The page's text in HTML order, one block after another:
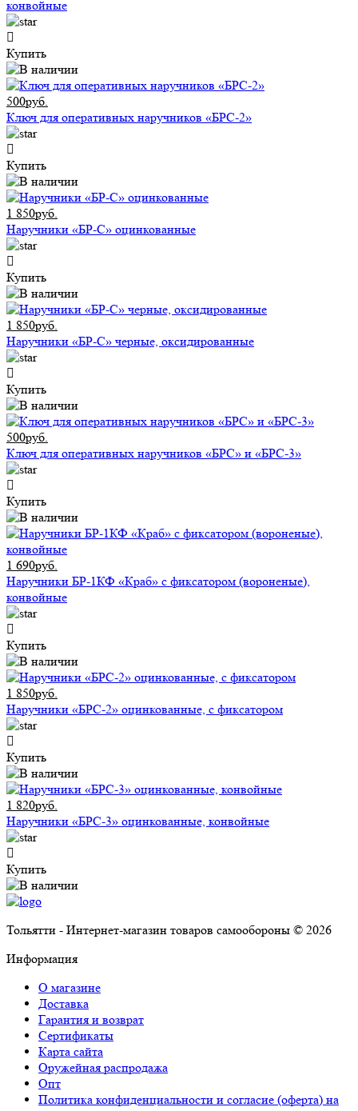
конвойные
Купить
500руб.
Ключ для оперативных наручников «БРС-2»
Купить
1 850руб.
Наручники «БР-С» оцинкованные
Купить
1 850руб.
Наручники «БР-С» черные, оксидированные
Купить
500руб.
Ключ для оперативных наручников «БРС» и «БРС-3»
Купить
1 690руб.
Наручники БР-1КФ «Краб» с фиксатором (вороненые),
конвойные
Купить
1 850руб.
Наручники «БРС-2» оцинкованные, с фиксатором
Купить
1 820руб.
Наручники «БРС-3» оцинкованные, конвойные
Купить
Тольятти - Интернет-магазин товаров самообороны © 2026
Информация
О магазине
Доставка
Гарантия и возврат
Сертификаты
Карта сайта
Оружейная распродажа
Опт
Политика конфиденциальности и согласие (оферта) на